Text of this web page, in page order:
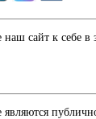
сайт к себе в